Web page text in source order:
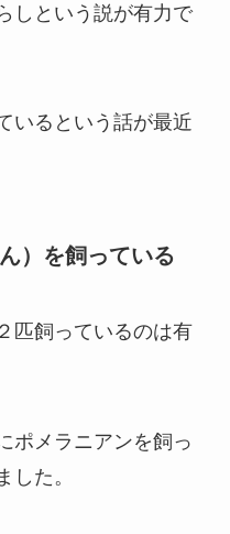
しという説が有力で
いるという話が最近
）を飼っている
匹飼っているのは有
ポメラニアンを飼っ
した。